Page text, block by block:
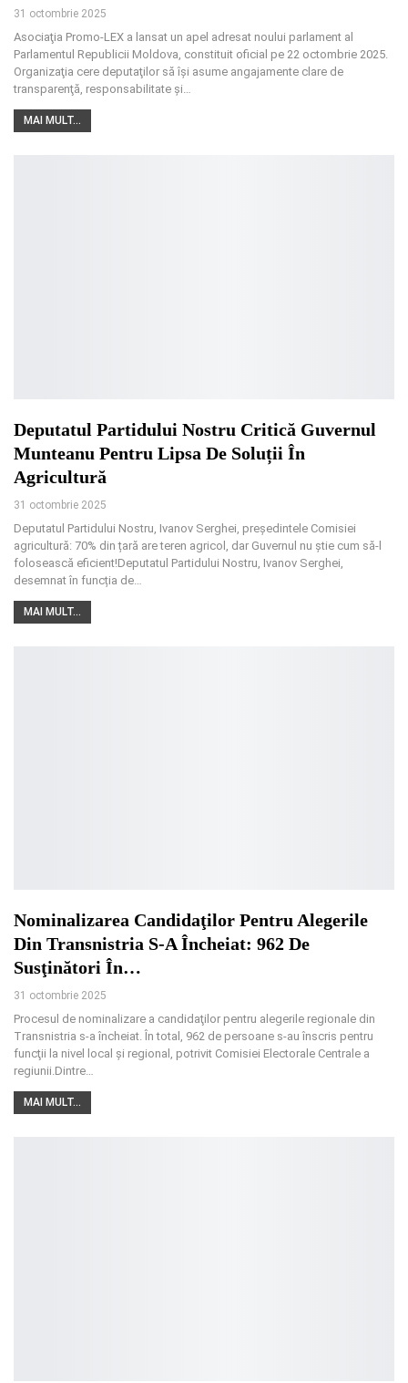
31 octombrie 2025
Asociaţia Promo-LEX a lansat un apel adresat noului parlament al
Parlamentul Republicii Moldova, constituit oficial pe 22 octombrie 2025.
Organizaţia cere deputaţilor să îşi asume angajamente clare de
transparenţă, responsabilitate şi…
MAI MULT...
Deputatul Partidului Nostru Critică Guvernul
Munteanu Pentru Lipsa De Soluții În
Agricultură
31 octombrie 2025
Deputatul Partidului Nostru, Ivanov Serghei, președintele Comisiei
agricultură: 70% din țară are teren agricol, dar Guvernul nu știe cum să-l
folosească eficient!Deputatul Partidului Nostru, Ivanov Serghei,
desemnat în funcția de
MAI MULT...
Nominalizarea Candidaţilor Pentru Alegerile
Din Transnistria S-A Încheiat: 962 De
Susţinători În…
31 octombrie 2025
Procesul de nominalizare a candidaţilor pentru alegerile regionale din
Transnistria s-a încheiat. În total, 962 de persoane s-au înscris pentru
funcţii la nivel local şi regional, potrivit Comisiei Electorale Centrale a
regiunii.Dintre…
MAI MULT...